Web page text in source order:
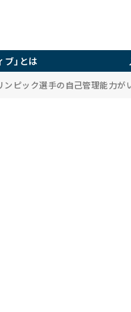
」とは
ンピック選手の自己管理能力が